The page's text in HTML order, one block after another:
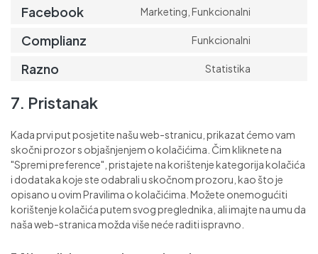
Facebook Marketing, Funkcionalni
Complianz Funkcionalni
Razno Statistika
7. Pristanak
Kada prvi put posjetite našu web-stranicu, prikazat ćemo vam
skočni prozor s objašnjenjem o kolačićima. Čim kliknete na
"Spremi preference", pristajete na korištenje kategorija kolačića
i dodataka koje ste odabrali u skočnom prozoru, kao što je
opisano u ovim Pravilima o kolačićima. Možete onemogućiti
korištenje kolačića putem svog preglednika, ali imajte na umu da
naša web-stranica možda više neće raditi ispravno.